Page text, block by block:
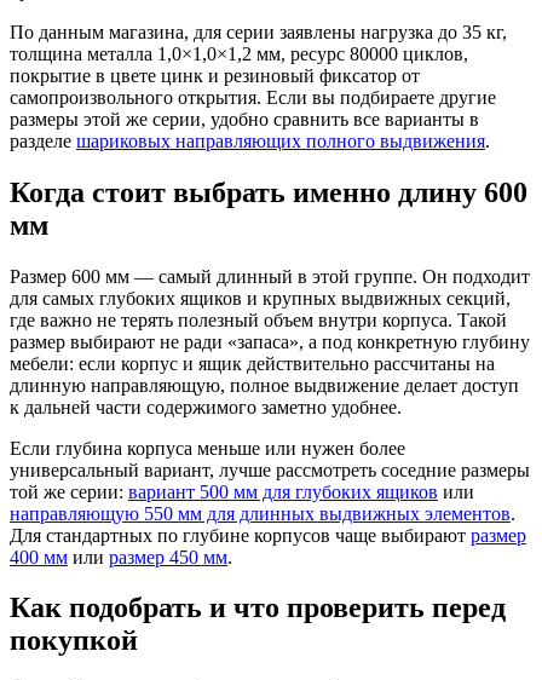
По данным магазина, для серии заявлены нагрузка до 35 кг,
толщина металла 1,0×1,0×1,2 мм, ресурс 80000 циклов,
покрытие в цвете цинк и резиновый фиксатор от
самопроизвольного открытия. Если вы подбираете другие
размеры этой же серии, удобно сравнить все варианты в
разделе шариковых направляющих полного выдвижения.
Когда стоит выбрать именно длину 600
мм
Размер 600 мм — самый длинный в этой группе. Он подходит
для самых глубоких ящиков и крупных выдвижных секций,
где важно не терять полезный объем внутри корпуса. Такой
размер выбирают не ради «запаса», а под конкретную глубину
мебели: если корпус и ящик действительно рассчитаны на
длинную направляющую, полное выдвижение делает доступ
к дальней части содержимого заметно удобнее.
Если глубина корпуса меньше или нужен более
универсальный вариант, лучше рассмотреть соседние размеры
той же серии: вариант 500 мм для глубоких ящиков или
направляющую 550 мм для длинных выдвижных элементов.
Для стандартных по глубине корпусов чаще выбирают размер
400 мм или размер 450 мм.
Как подобрать и что проверить перед
покупкой